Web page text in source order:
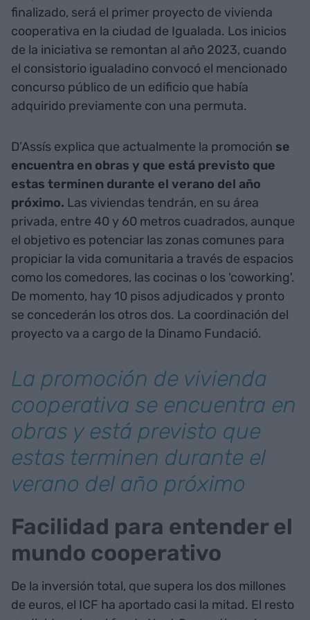
finalizado, será el primer proyecto de vivienda
cooperativa en la ciudad de Igualada. Los inicios
de la iniciativa se remontan al año 2023, cuando
el consistorio igualadino convocó el mencionado
concurso público de un edificio que había
adquirido previamente con una permuta.
D’Assís explica que actualmente la promoción se
encuentra en obras y que está previsto que
estas terminen durante el verano del año
próximo. Las viviendas tendrán, en su área
privada, entre 40 y 60 metros cuadrados, aunque
el objetivo es potenciar las zonas comunes para
propiciar la vida comunitaria a través de espacios
como los comedores, las cocinas o los 'coworking'.
De momento, hay 10 pisos adjudicados y pronto
se concederán los otros dos. La coordinación del
proyecto va a cargo de la Dinamo Fundació.
La promoción de vivienda
cooperativa se encuentra en
obras y está previsto que
estas terminen durante el
verano del año próximo
Facilidad para entender el
mundo cooperativo
De la inversión total, que supera los dos millones
de euros, el ICF ha aportado casi la mitad. El resto